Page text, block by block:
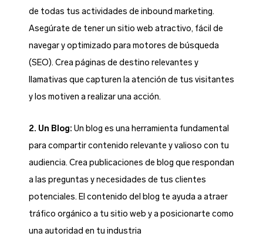
de todas tus actividades de inbound marketing.
Asegúrate de tener un sitio web atractivo, fácil de
navegar y optimizado para motores de búsqueda
(SEO). Crea páginas de destino relevantes y
llamativas que capturen la atención de tus visitantes
y los motiven a realizar una acción.
2. Un Blog: Un blog es una herramienta fundamental
para compartir contenido relevante y valioso con tu
audiencia. Crea publicaciones de blog que respondan
a las preguntas y necesidades de tus clientes
potenciales. El contenido del blog te ayuda a atraer
tráfico orgánico a tu sitio web y a posicionarte como
una autoridad en tu industria